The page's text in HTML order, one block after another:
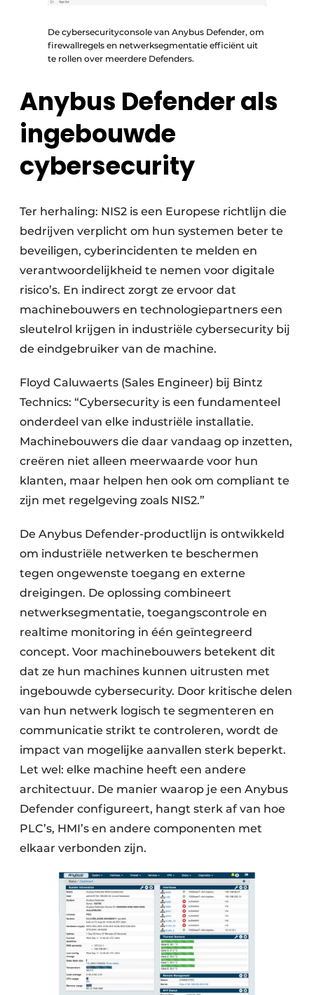
De cybersecurityconsole van Anybus Defender, om
firewallregels en netwerksegmentatie efficiënt uit
te rollen over meerdere Defenders.
Anybus Defender als
ingebouwde
cybersecurity
Ter herhaling: NIS2 is een Europese richtlijn die
bedrijven verplicht om hun systemen beter te
beveiligen, cyberincidenten te melden en
verantwoordelijkheid te nemen voor digitale
risico’s. En indirect zorgt ze ervoor dat
machinebouwers en technologiepartners een
sleutelrol krijgen in industriële cybersecurity bij
de eindgebruiker van de machine.
Floyd Caluwaerts (Sales Engineer) bij Bintz
Technics: “Cybersecurity is een fundamenteel
onderdeel van elke industriële installatie.
Machinebouwers die daar vandaag op inzetten,
creëren niet alleen meerwaarde voor hun
klanten, maar helpen hen ook om compliant te
zijn met regelgeving zoals NIS2.”
De Anybus Defender-productlijn is ontwikkeld
om industriële netwerken te beschermen
tegen ongewenste toegang en externe
dreigingen. De oplossing combineert
netwerksegmentatie, toegangscontrole en
realtime monitoring in één geïntegreerd
concept. Voor machinebouwers betekent dit
dat ze hun machines kunnen uitrusten met
ingebouwde cybersecurity. Door kritische delen
van hun netwerk logisch te segmenteren en
communicatie strikt te controleren, wordt de
impact van mogelijke aanvallen sterk beperkt.
Let wel: elke machine heeft een andere
architectuur. De manier waarop je een Anybus
Defender configureert, hangt sterk af van hoe
PLC’s, HMI’s en andere componenten met
elkaar verbonden zijn.